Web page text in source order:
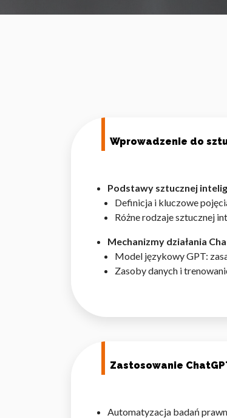
Wprowadzenie do
Podstawy sztucznej
Definicja i kluczowe
Różne rodzaje sztucznej
Mechanizmy działania
Model językowy GPT:
Zasoby danych i
Zastosowanie
Automatyzacja badań